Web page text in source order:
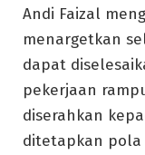
Andi Faizal
menargetkan
dapat
pekerjaan
diserahkan
ditetapkan pola